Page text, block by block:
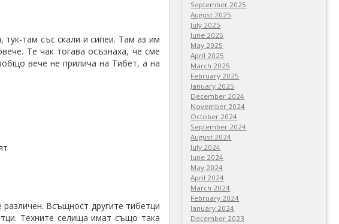
там със скали и сипеи. Там аз им
Те чак тогава осъзнаха, че сме
вече не прилича на Тибет, а на
Всъщност другите тибетци
Техните селища имат също така
September 2025
August 2025
July 2025
June 2025
May 2025
April 2025
March 2025
February 2025
January 2025
December 2024
November 2024
October 2024
September 2024
August 2024
July 2024
June 2024
May 2024
April 2024
March 2024
February 2024
January 2024
December 2023